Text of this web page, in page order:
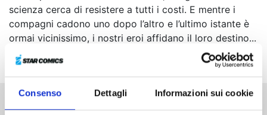
Consenso Dettagli Informazioni sui cookie
scienza cerca di resistere a tutti i costi. E mentre i
compagni cadono uno dopo l’altro e l’ultimo istante è
ormai vicinissimo, i nostri eroi affidano il loro destino...
proprio a quella luce spaventosa!